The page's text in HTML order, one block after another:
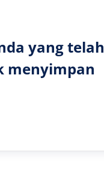
yang telah
menyimpan